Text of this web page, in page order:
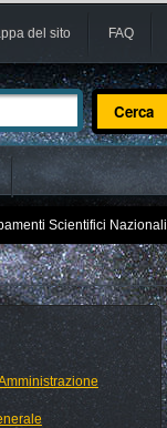
del sito FAQ
Scientifici Nazionali